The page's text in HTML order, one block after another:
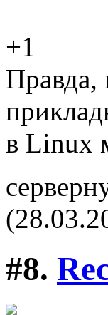
+1
Правда,
в Linux
#8.